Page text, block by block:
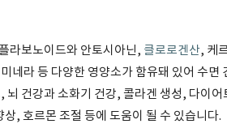
라보노이드와 안토시아닌, 클로로겐산, 케
네라 등 다양한 영양소가 함유돼 있어 수면
뇌 건강과 소화기 건강, 콜라겐 생성, 다이어
, 호르몬 조절 등에 도움이 될 수 있습니다.